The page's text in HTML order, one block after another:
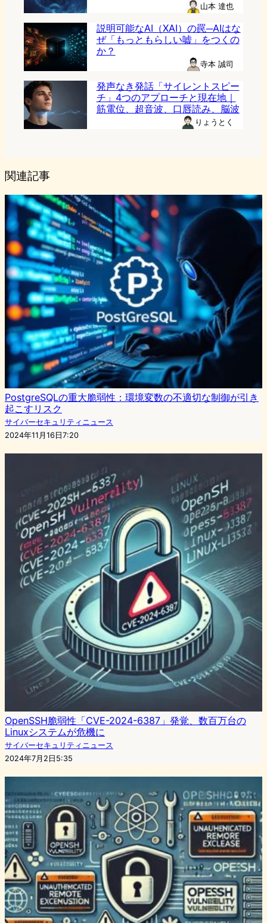
山本 達也
説明可能なAI（XAI）の罠─AIはな
ぜ「もっともらしい嘘」をつくの
か？
寺本 誠司
発声なき発話「サイレントスピー
チ」4つのアプローチと現在地｜
筋電位、超音波、口唇読み、脳波
りょうとく
関連記事
PostgreSQLの重大脆弱性：環境変数の不適切な制御が引き
起こすリスク
サイバーセキュリティニュース
2024年11月16日7:20
OpenSSH脆弱性「CVE-2024-6387」発覚、数百万台の
Linuxシステムが危機に
サイバーセキュリティニュース
2024年7月2日5:35